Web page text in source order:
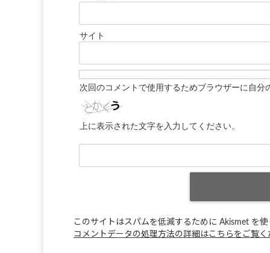
サイト
次回のコメントで使用するためブラウザーに自
上に表示された文字を入力してください。
このサイトはスパムを低減するために Akismet を使
コメントデータの処理方法の詳細はこちらをご覧く